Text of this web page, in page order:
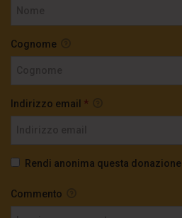
Cognome
Indirizzo email *
Rendi anonima questa donazione.
Commento